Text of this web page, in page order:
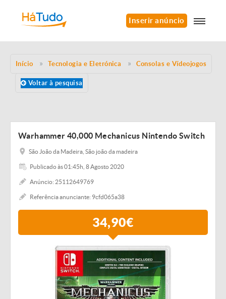
Inserir anúncio
Início Tecnologia e Eletrónica Consolas e Vídeojogos
Voltar à pesquisa
Warhammer 40,000 Mechanicus Nintendo Switch
São João da Madeira, São joão da madeira
Publicado às 01:45h, 8 Agosto 2020
Anúncio: 25112649769
Referência anunciante: 9cfd065a38
34,90€